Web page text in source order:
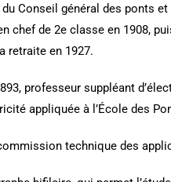
Conseil général des ponts
chef de 2e classe en 1908,
retraite en 1927.
professeur suppléant
appliquée à l’École des
technique des